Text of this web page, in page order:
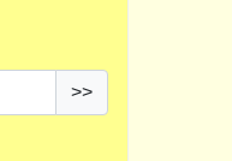
>>